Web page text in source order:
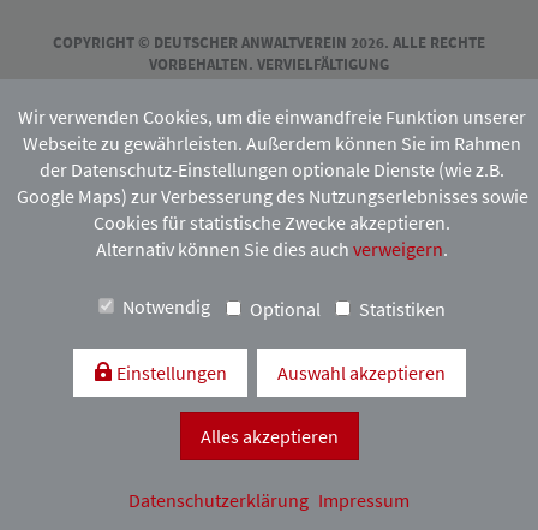
COPYRIGHT © DEUTSCHER ANWALTVEREIN 2026. ALLE RECHTE
VORBEHALTEN. VERVIELFÄLTIGUNG
HAMBURGISCHEN ANWALTVEREINS.
Mitgliedschaft:
Kontakt & Anfahrt Impressum Datenschutzerklärung
Wir verwenden Cookies, um die einwandfreie Funktion unserer
Webseite zu gewährleisten. Außerdem können Sie im Rahmen
der Datenschutz-Einstellungen optionale Dienste (wie z.B.
Google Maps) zur Verbesserung des Nutzungserlebnisses sowie
Cookies für statistische Zwecke akzeptieren.
Alternativ können Sie dies auch verweigern.
Notwendig Optional Statistiken
Einstellungen Auswahl akzeptieren
Alles akzeptieren
Datenschutzerklärung Impressum